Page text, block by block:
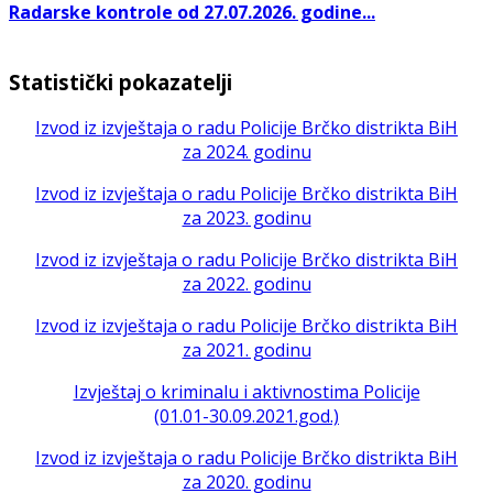
Radarske kontrole od 27.07.2026. godine...
Statistički pokazatelji
Izvod iz izvještaja o radu Policije Brčko distrikta BiH
za 2024. godinu
Izvod iz izvještaja o radu Policije Brčko distrikta BiH
za 2023. godinu
Izvod iz izvještaja o radu Policije Brčko distrikta BiH
za 2022. godinu
Izvod iz izvještaja o radu Policije Brčko distrikta BiH
za 2021. godinu
Izvještaj o kriminalu i aktivnostima Policije
(01.01-30.09.2021.god.)
Izvod iz izvještaja o radu Policije Brčko distrikta BiH
za 2020. godinu